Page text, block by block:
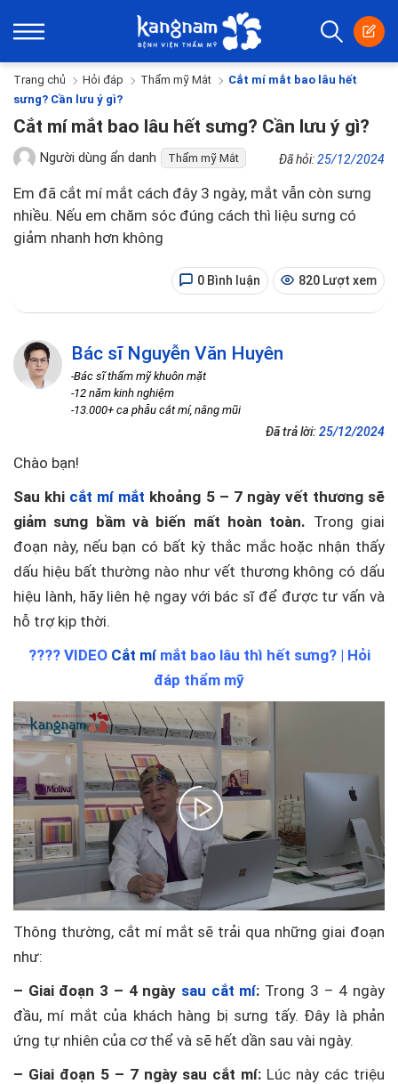
Trang chủ Hỏi đáp Thẩm mỹ Mắt
Cắt mí mắt bao lâu hết
sưng? Cần lưu ý gì?
Cắt mí mắt bao lâu hết sưng? Cần lưu ý gì?
Người dùng ẩn danh Thẩm mỹ Mắt Đã hỏi:25/12/2024
Em đã cắt mí mắt cách đây 3 ngày, mắt vẫn còn sưng
nhiều. Nếu em chăm sóc đúng cách thì liệu sưng có
giảm nhanh hơn không
0 Bình luận 820 Lượt xem
Bác sĩ Nguyễn Văn Huyên
-Bác sĩ thẩm mỹ khuôn mặt
-12 năm kinh nghiệm
-13.000+ ca phẫu cắt mí, nâng mũi
Đã trả lời: 25/12/2024
Chào bạn!
Sau khi cắt mí mắt khoảng 5 – 7 ngày vết thương sẽ
giảm sưng bầm và biến mất hoàn toàn. Trong giai
đoạn này, nếu bạn có bất kỳ thắc mắc hoặc nhận thấy
dấu hiệu bất thường nào như vết thương không có dấu
hiệu lành, hãy liên hệ ngay với bác sĩ để được tư vấn và
hỗ trợ kịp thời.
???? VIDEO Cắt mímắt bao lâu thì hết sưng? | Hỏi
đáp thẩm mỹ
Thông thường, cắt mí mắt sẽ trải qua những giai đoạn
như:
– Giai đoạn 3 – 4 ngày sau cắt mí: Trong 3 – 4 ngày
đầu, mí mắt của khách hàng bị sưng tấy. Đây là phản
ứng tự nhiên của cơ thể và sẽ hết dần sau vài ngày.
– Giai đoạn 5 – 7 ngày sau cắt mí: Lúc này các triệu